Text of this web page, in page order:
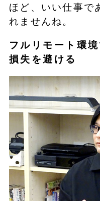
ほど、いい仕事で
れませんね。
フルリモート環
損失を避ける